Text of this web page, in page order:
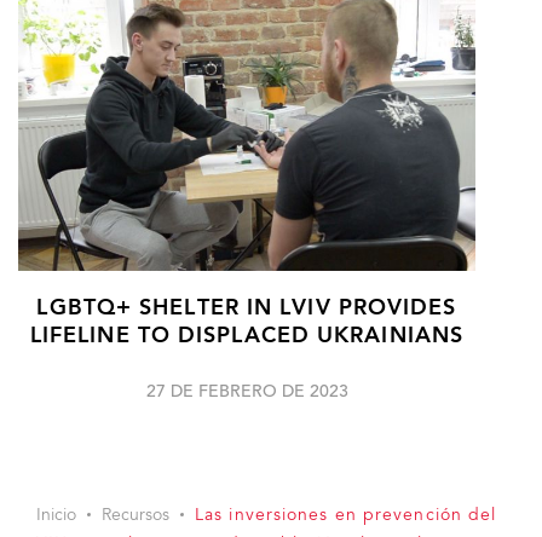
LGBTQ+ SHELTER IN LVIV PROVIDES
LIFELINE TO DISPLACED UKRAINIANS
27 DE FEBRERO DE 2023
Inicio Recursos
Las inversiones en prevención del